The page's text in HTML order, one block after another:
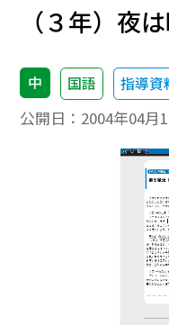
（３年）夜
中 国語 指導資
公開日： 2004年04月